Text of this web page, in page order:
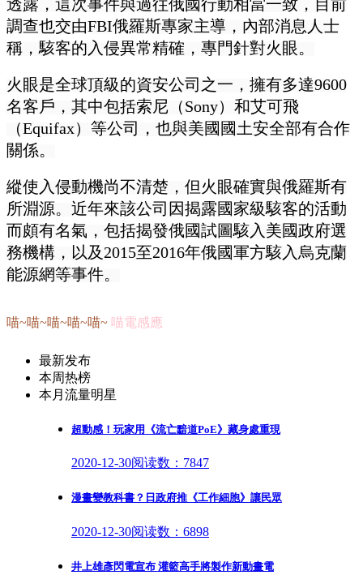
透露，這次事件與過往俄國行動相當一致，目前
調查也交由FBI俄羅斯專家主導，內部消息人士
稱，駭客的入侵異常精確，專門針對火眼。
火眼是全球頂級的資安公司之一，擁有多達9600
名客戶，其中包括索尼（Sony）和艾可飛
（Equifax）等公司，也與美國國土安全部有合作
關係。
縱使入侵動機尚不清楚，但火眼確實與俄羅斯有
所淵源。近年來該公司因揭露國家級駭客的活動
而頗有名氣，包括揭發俄國試圖駭入美國政府選
務機構，以及2015至2016年俄國軍方駭入烏克蘭
能源網等事件。
喵~喵~喵~喵~喵~ 喵電感應
最新发布
本周热榜
本月流量明星
超動感！玩家用《流亡黯道PoE》藏身處重現
2020-12-30阅读数：7847
漫畫變教科書？日政府推《工作細胞》讓民眾
2020-12-30阅读数：6898
井上雄彥閃電宣布 灌籃高手將製作新動畫電